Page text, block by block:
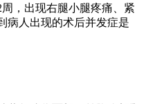
，出现右腿小腿疼痛、紧
病人出现的术后并发症是